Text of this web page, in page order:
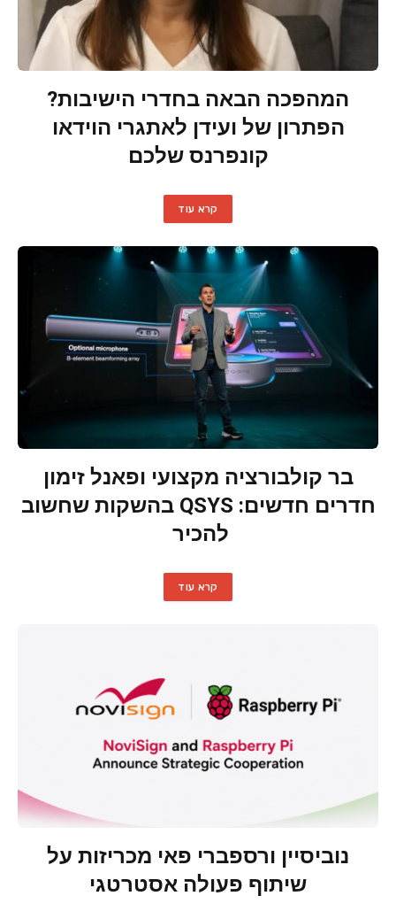
המהפכה הבאה בחדרי הישיבות?
הפתרון של ועידן לאתגרי הוידאו
קונפרנס שלכם
קרא עוד
בר קולבורציה מקצועי ופאנל זימון
חדרים חדשים: QSYS בהשקות שחשוב
להכיר
קרא עוד
נוביסיין ורספברי פאי מכריזות על
שיתוף פעולה אסטרטגי